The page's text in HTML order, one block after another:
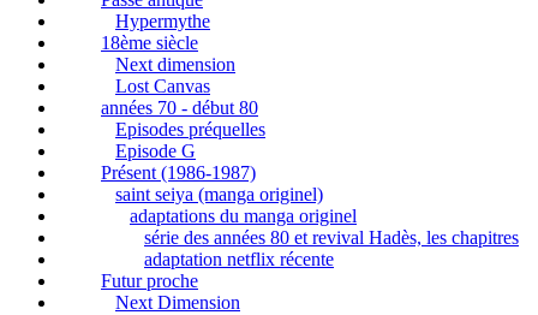
Hypermythe
18ème siècle
Next dimension
Lost Canvas
années 70 - début 80
Episodes préquelles
Episode G
Présent (1986-1987)
saint seiya (manga originel)
adaptations du manga originel
série des années 80 et revival Hadès, les chapitres
adaptation netflix récente
Futur proche
Next Dimension